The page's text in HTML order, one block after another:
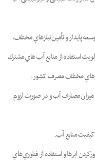
اﺳﺘﻔﺎده از ﻣﻨﺎﺑﻊ آب ﻫﺎي ﻣﺸﺘﺮك
ﻣﺨﺘﻠﻒ ﻣﺼﺮف ﮐﺸﻮر.
ﻣﯿﺰان ﻣﺼﺎرف آب و در ﺻﻮرت ﻟﺰوم
اﺑﺮﻫﺎ و اﺳﺘﻔﺎده از ﻓﻨﺎوريﻫﺎي